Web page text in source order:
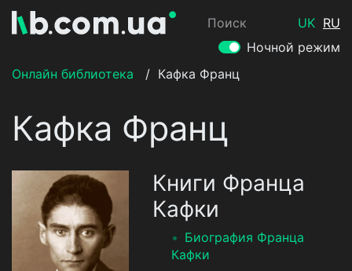
Поиск UK RU
Ночной режим
Онлайн библиотека
/ Кафка Франц
Кафка Франц
Книги Франца
Кафки
Биография Франца
Кафки